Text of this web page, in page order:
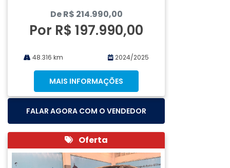
De R$ 214.990,00
Por R$ 197.990,00
48.316 km 2024/2025
MAIS INFORMAÇÕES
FALAR AGORA COM O VENDEDOR
Oferta